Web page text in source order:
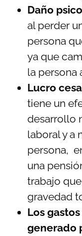
Daño
al perder
persona
ya que
la persona
Lucro
tiene un
desarrollo
laboral y a
persona,
una
trabajo
gravedad
Los
generado